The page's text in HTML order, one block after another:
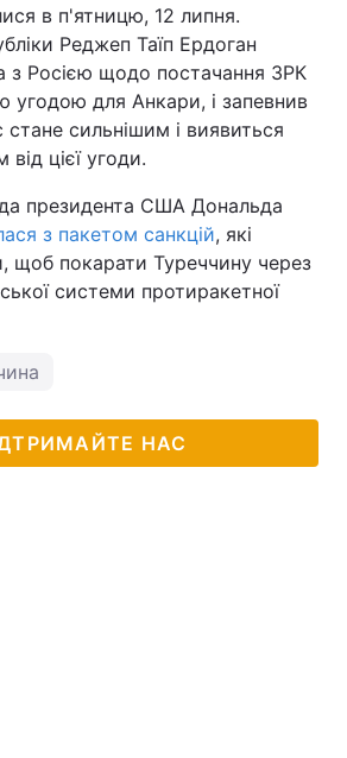
в п'ятницю, 12 липня.
Реджеп Таїп Ердоган
з Росією щодо постачання ЗРК
угодою для Анкари, і запевнив
сильнішим і виявиться
цієї угоди.
президента США Дональда
з пакетом санкцій, які
щоб покарати Туреччину через
системи протиракетної
НАС